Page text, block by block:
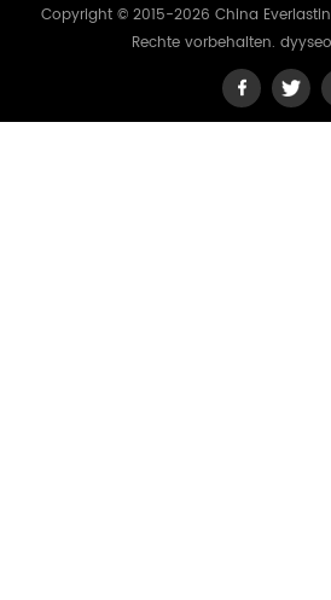
Copyright © 2015-2026 China
Rechte vorbehalten.